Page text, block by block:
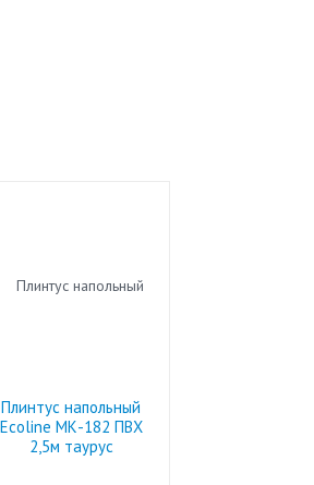
Плинтус напольный
Ecoline МК-182 ПВХ
2,5м таурус